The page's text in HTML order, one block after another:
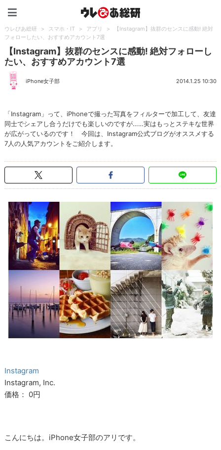
ウレぴあ総研 > スマホ・IT > アプリ >
【Instagram】抜群のセンスに感動! 絶対
フォローしたい、おすすめアカウント7選
【Instagram】抜群のセンスに感動! 絶対フォローし
たい、おすすめアカウント7選
iPhone女子部 2014.1.25 10:30
「Instagram」って、iPhoneで撮った写真をフィルターで加工して、友達
同士でシェアし合うだけでも楽しいのですが……実はもっとステキな世界
が広がっているのです！ 今回は、Instagram公式ブログがオススメする
7人の人気アカウントをご紹介します。
Instagram
Instagram, Inc.
価格： 0円
こんにちは。iPhone女子部のアリです。